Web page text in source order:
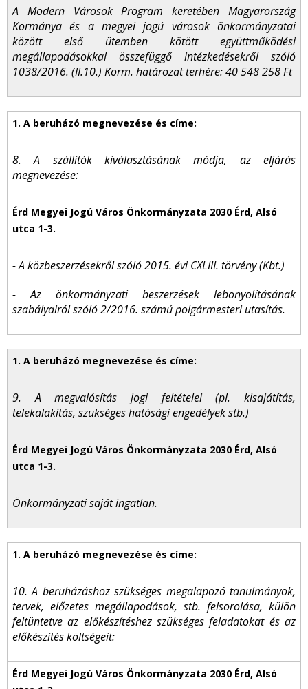
A Modern Városok Program keretében Magyarország
Kormánya és a megyei jogú városok önkormányzatai
között első ütemben kötött együttműködési
megállapodásokkal összefüggő intézkedésekről szóló
1038/2016. (II.10.) Korm. határozat terhére: 40 548 258 Ft
8. A szállítók kiválasztásának módja, az eljárás
megnevezése:
- A közbeszerzésekről szóló 2015. évi CXLIII. törvény (Kbt.)
- Az önkormányzati beszerzések lebonyolításának
szabályairól szóló 2/2016. számú polgármesteri utasítás.
9. A megvalósítás jogi feltételei (pl. kisajátítás,
telekalakítás, szükséges hatósági engedélyek stb.)
Önkormányzati saját ingatlan.
10. A beruházáshoz szükséges megalapozó tanulmányok,
tervek, előzetes megállapodások, stb. felsorolása, külön
feltüntetve az előkészítéshez szükséges feladatokat és az
előkészítés költségeit: